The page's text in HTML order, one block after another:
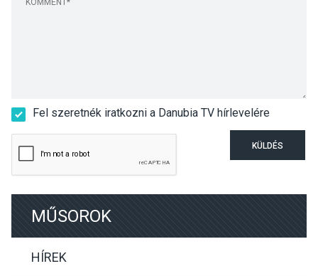
Fel szeretnék iratkozni a Danubia TV hírlevelére
KÜLDÉS
MŰSOROK
HÍREK